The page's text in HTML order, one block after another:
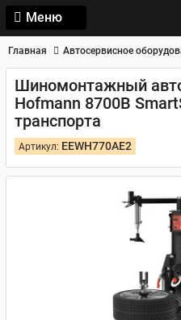
Меню
Главная Автосервисное
Шиномонтажный
Hofmann 8700B
транспорта
Артикул: EEWH770AE2